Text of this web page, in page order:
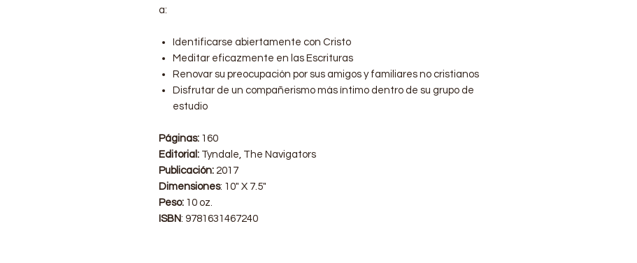
a:
Identificarse abiertamente con Cristo
Meditar eficazmente en las Escrituras
Renovar su preocupación por sus amigos y familiares no cristianos
Disfrutar de un compañerismo más íntimo dentro de su grupo de
estudio
Páginas: 160
Editorial: Tyndale, The Navigators
Publicación: 2017
Dimensiones: 10" X 7.5"
Peso: 10 oz.
ISBN: 9781631467240